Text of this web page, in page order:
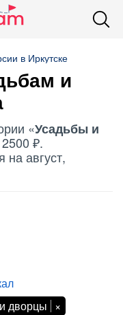
в Иркутске
и
«Усадьбы и
₽.
на август,
дворцы